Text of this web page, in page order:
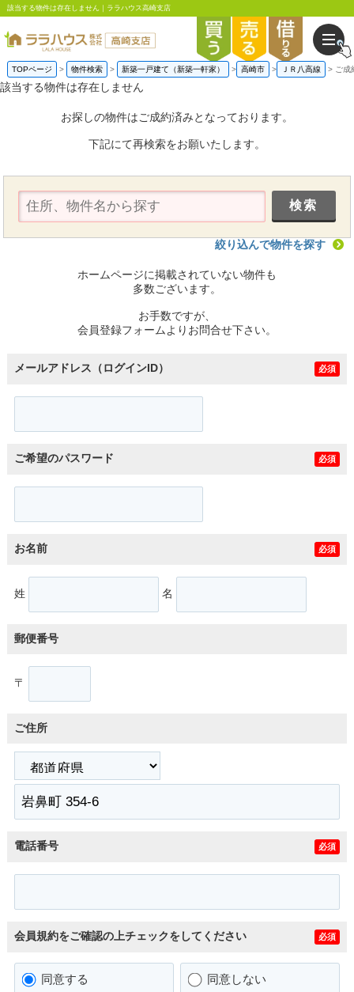
該当する物件は存在しません｜ララハウス高崎支店
TOPページ 物件検索 新築一戸建て（新築一軒家） 高崎市 ＪＲ八高線 ご成
該当する物件は存在しません
お探しの物件はご成約済みとなっております。
下記にて再検索をお願いたします。
絞り込んで物件を探す
ホームページに掲載されていない物件も
多数ございます。
お手数ですが、
会員登録フォームよりお問合せ下さい。
メールアドレス（ログインID） 必須
ご希望のパスワード 必須
お名前 必須
姓 名
郵便番号
〒
ご住所
電話番号 必須
会員規約をご確認の上チェックをしてください 必須
同意する 同意しない